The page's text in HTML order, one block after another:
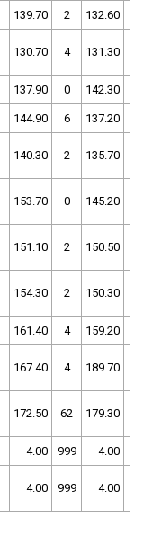
139.70 2 132.60
130.70 4 131.30
137.90 0 142.30
144.90 6 137.20
140.30 2 135.70
153.70 0 145.20
151.10 2 150.50
154.30 2 150.30
161.40 4 159.20
167.40 4 189.70
172.50 62 179.30
4.00 999 4.00
4.00 999 4.00